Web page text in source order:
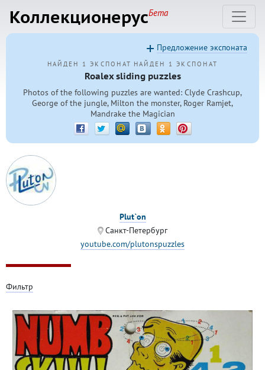
КоллекционерусБета
НАЙДЕН 1 ЭКСПОНАТ НАЙДЕН 1 ЭКСПОНАТ
Roalex sliding puzzles
Photos of the following puzzles are wanted: Clyde Crashcup,
George of the jungle, Milton the monster, Roger Ramjet,
Mandrake the Magician
Предложение экспоната
Plut`on
Санкт-Петербург
youtube.com/plutonspuzzles
Фильтр